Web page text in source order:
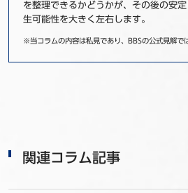
を整理できるかどうかが、その後の安
生可能性を大きく左右します。
※当コラムの内容は私見であり、BBSの公式見解で
関連コラム記事